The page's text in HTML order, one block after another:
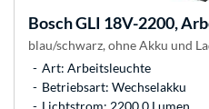
BoschGLI 18V-2200,
blau/schwarz, ohne Akku und
Art: Arbeitsleuchte
Betriebsart: Wechselakku